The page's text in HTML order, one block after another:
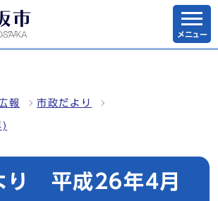
メニュー
報 市政だより
)
り 平成26年4月